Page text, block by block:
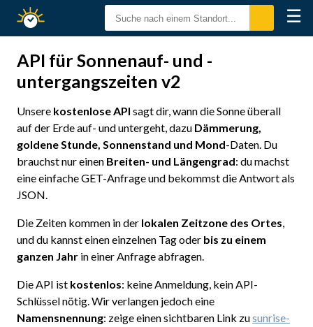
Sonnenzeiten ☰
API für Sonnenauf- und -
untergangszeiten v2
Unsere kostenlose API sagt dir, wann die Sonne überall
auf der Erde auf- und untergeht, dazu Dämmerung,
goldene Stunde, Sonnenstand und Mond-Daten. Du
brauchst nur einen Breiten- und Längengrad: du machst
eine einfache GET-Anfrage und bekommst die Antwort als
JSON.
Die Zeiten kommen in der lokalen Zeitzone des Ortes,
und du kannst einen einzelnen Tag oder bis zu einem
ganzen Jahr in einer Anfrage abfragen.
Die API ist kostenlos: keine Anmeldung, kein API-
Schlüssel nötig. Wir verlangen jedoch eine
Namensnennung: zeige einen sichtbaren Link zusunrise-